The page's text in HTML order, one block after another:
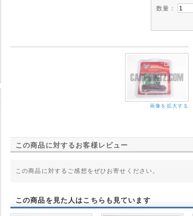
数量：
画像を拡大する
この商品に対するお客様レビュー
この商品に対するご感想をぜひお寄せください。
この商品を見た人はこちらも見ています